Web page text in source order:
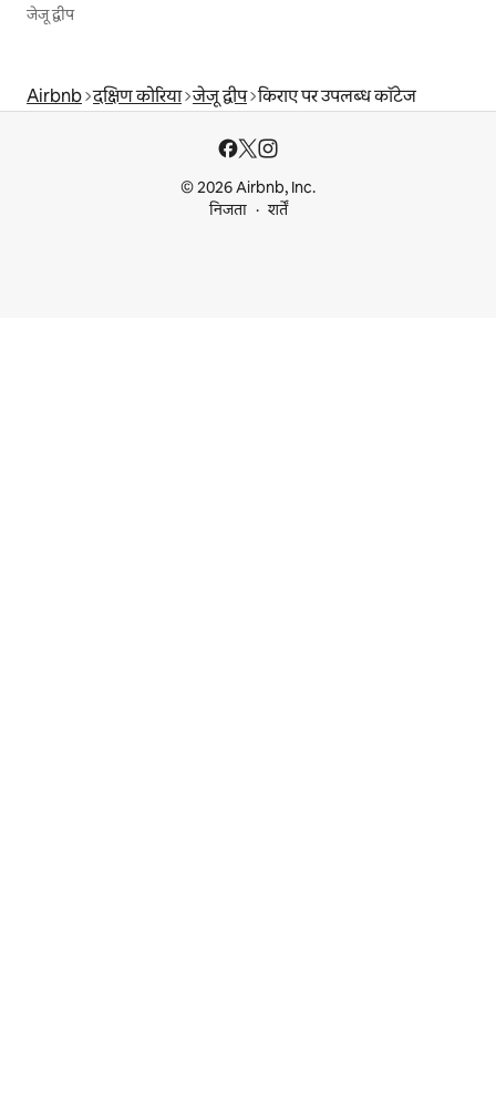
जेजू द्वीप
Airbnb दक्षिण कोरिया जेजू द्वीप किराए पर उपलब्ध कॉटेज
© 2026 Airbnb, Inc.
निजता
शर्तें